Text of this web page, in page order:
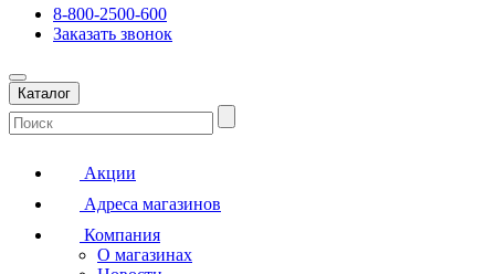
8-800-2500-600
Заказать звонок
Каталог
Акции
Адреса магазинов
Компания
О магазинах